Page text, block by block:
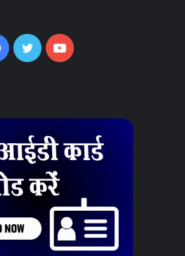
Facebook
TwitterYouTube